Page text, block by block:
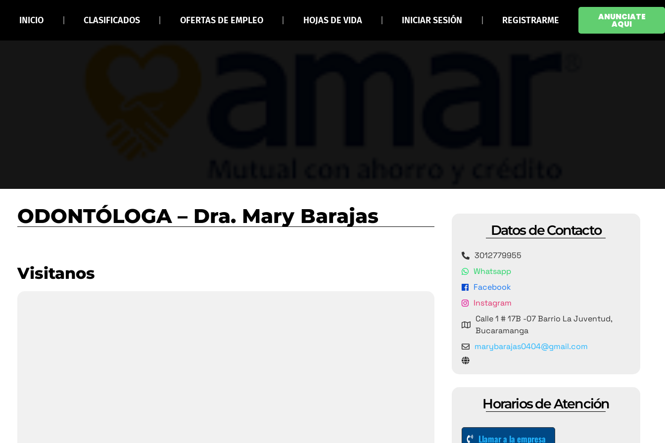
INICIO CLASIFICADOS OFERTAS DE EMPLEO HOJAS DE VIDA INICIAR SESIÓN REGISTRARME ANUNCIATE
AQUI
ODONTÓLOGA – Dra. Mary Barajas
Visitanos
Datos de Contacto
3012779955
Whatsapp
Facebook
Instagram
Calle 1 # 17B -07 Barrio La Juventud,
Bucaramanga
marybarajas0404@gmail.com
Horarios de Atención
Llamar a la empresa